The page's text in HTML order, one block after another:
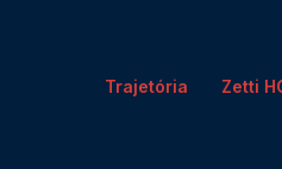
Trajetória Zetti